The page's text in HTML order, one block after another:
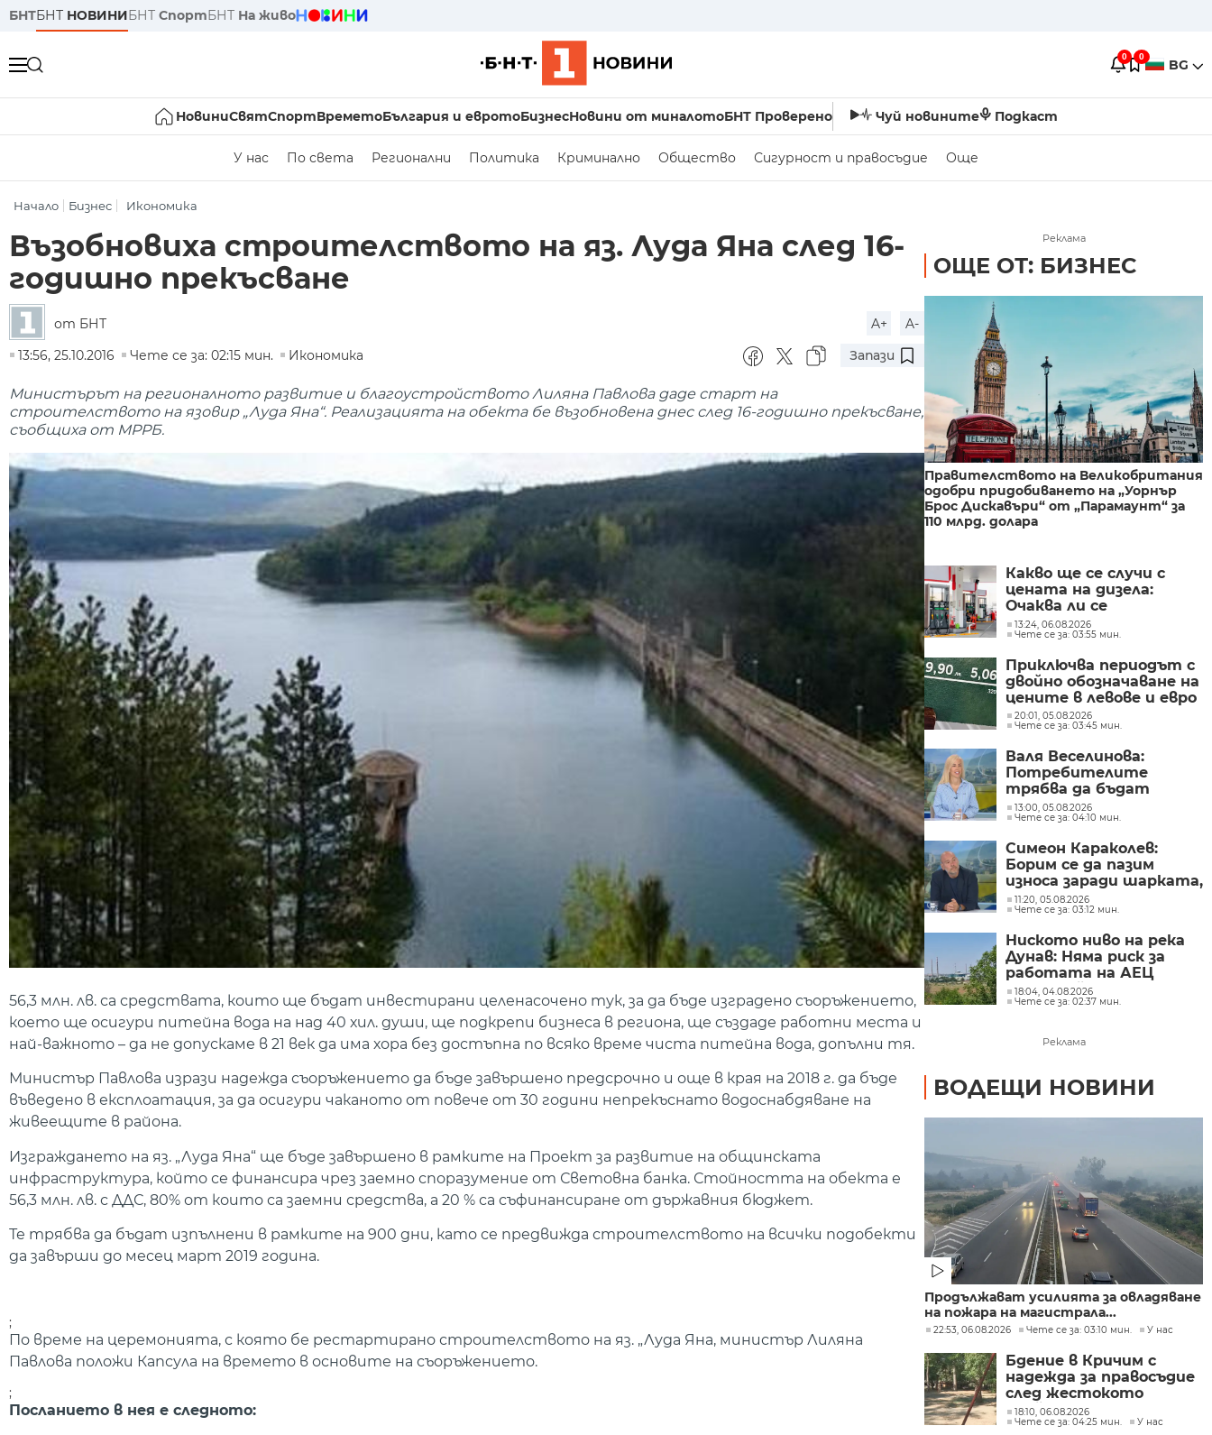
БНТБНТ НОВИНИБНТ СпортБНТ На живо
0 0 BG
НовиниСвятСпортВреметоБългария и евротоБизнесНовини от миналотоБНТ Проверено Чуй новините Подкаст
У нас По света Регионални Политика Криминално Общество Сигурност и правосъдие Още
Начало Бизнес Икономика
Възобновиха строителството на яз. Луда Яна след 16-
годишно прекъсване
от БНТ A+
A-
13:56, 25.10.2016
Чете се за: 02:15 мин. Икономика Запази
Министърът на регионалното развитие и благоустройството Лиляна Павлова даде старт на
строителството на язовир „Луда Яна“. Реализацията на обекта бе възобновена днес след 16-годишно прекъсване,
съобщиха от МРРБ.
56,3 млн. лв. са средствата, които ще бъдат инвестирани целенасочено тук, за да бъде изградено съоръжението,
което ще осигури питейна вода на над 40 хил. души, ще подкрепи бизнеса в региона, ще създаде работни места и
най-важното – да не допускаме в 21 век да има хора без достъпна по всяко време чиста питейна вода, допълни тя.
Министър Павлова изрази надежда съоръжението да бъде завършено предсрочно и още в края на 2018 г. да бъде
въведено в експлоатация, за да осигури чаканото от повече от 30 години непрекъснато водоснабдяване на
живеещите в района.
Изграждането на яз. „Луда Яна“ ще бъде завършено в рамките на Проект за развитие на общинската
инфраструктура, който се финансира чрез заемно споразумение от Световна банка. Стойността на обекта е
56,3 млн. лв. с ДДС, 80% от които са заемни средства, а 20 % са съфинансиране от държавния бюджет.
Те трябва да бъдат изпълнени в рамките на 900 дни, като се предвижда строителството на всички подобекти
да завърши до месец март 2019 година.
;
По време на церемонията, с която бе рестартирано строителството на яз. „Луда Яна, министър Лиляна
Павлова положи Капсула на времето в основите на съоръжението.
;
Посланието в нея е следното:
Реклама
ОЩЕ ОТ: БИЗНЕС
Правителството на Великобритания
одобри придобиването на „Уорнър
Брос Дискавъри“ от „Парамаунт“ за
110 млрд. долара
Какво ще се случи с
цената на дизела:
Очаква ли се
поевтиняване или нов
ръст?
13:24, 06.08.2026
Чете се за: 03:55 мин.
Приключва периодът с
двойно обозначаване на
цените в левове и евро
20:01, 05.08.2026
Чете се за: 03:45 мин.
Валя Веселинова:
Потребителите
трябва да бъдат
разумни, да не се
подлъгват по ниската
13:00, 05.08.2026
Чете се за: 04:10 мин.
Симеон Караколев:
Борим се да пазим
износа заради шарката,
а продаваме навън
сиренето по 6 евро,
тук го купуваме по 15-
18 евро
11:20, 05.08.2026
Чете се за: 03:12 мин.
Ниското ниво на река
Дунав: Няма риск за
работата на АЕЦ
"Козлодуй"
18:04, 04.08.2026
Чете се за: 02:37 мин.
Реклама
ВОДЕЩИ НОВИНИ
Продължават усилията за овладяване
на пожара на магистрала...
22:53, 06.08.2026 Чете се за: 03:10 мин. У нас
Бдение в Кричим с
надежда за правосъдие
след жестокото
убийство на млад мъж
в Пловдив от
18:10, 06.08.2026
Чете се за: 04:25 мин.
У нас